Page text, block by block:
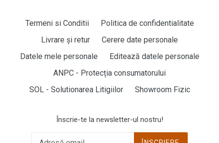
Termeni si Conditii
Politica de confidentialitate
Livrare și retur
Cerere date personale
Datele mele personale
Editează datele personale
ANPC - Protecția consumatorului
SOL - Solutionarea Litigiilor
Showroom Fizic
Înscrie-te la newsletter-ul nostru!